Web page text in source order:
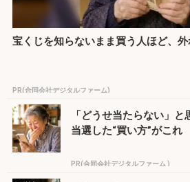
宝くじを知らないまま買う人ほど、
PR(合同会社デジタルファーム)
「どうせ当たらない」
当選した“買い方”がこれ
PR(合同会社デジタルファーム )